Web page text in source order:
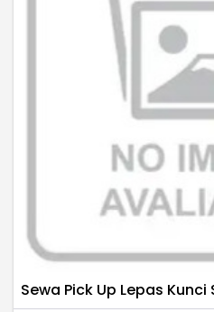
Sewa Pick Up Lepas